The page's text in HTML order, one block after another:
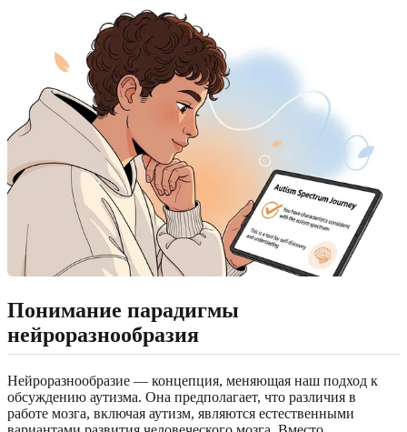
Понимание парадигмы
нейроразнообразия
Нейроразнообразие — концепция, меняющая наш подход к
обсуждению аутизма. Она предполагает, что различия в
работе мозга, включая аутизм, являются естественными